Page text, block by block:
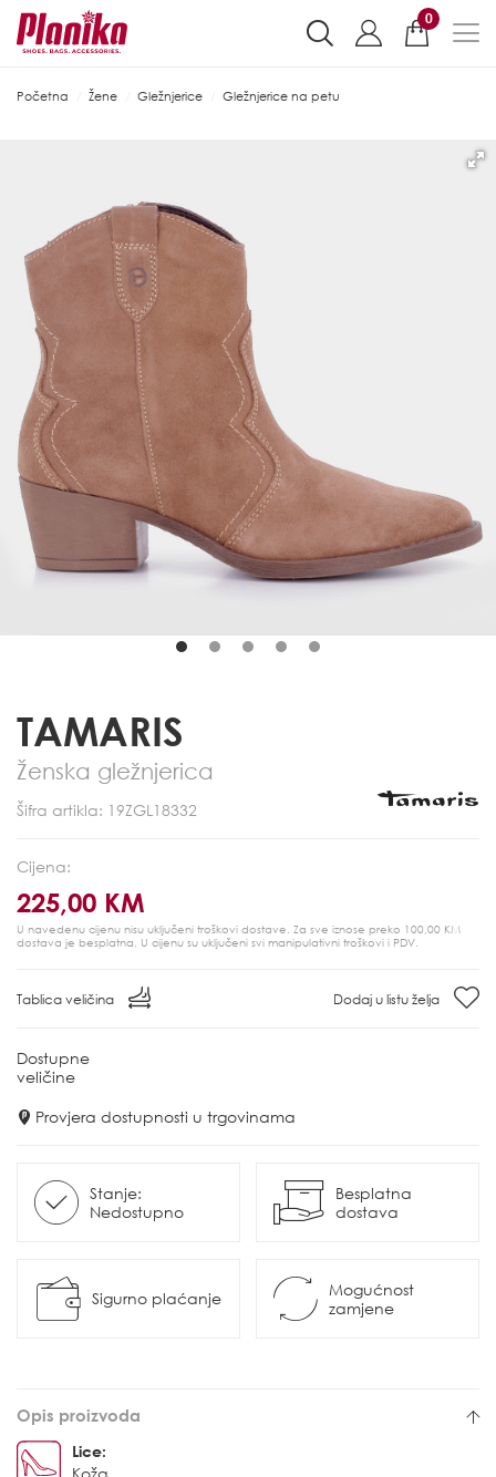
0
Početna Žene Gležnjerice Gležnjerice na petu
TAMARIS
Ženska gležnjerica
Šifra artikla: 19ZGL18332
Cijena:
225,00 KM
U navedenu cijenu nisu uključeni troškovi dostave. Za sve iznose preko 100,00 KM
dostava je besplatna. U cijenu su uključeni svi manipulativni troškovi i PDV.
Tablica veličina Dodaj u listu želja
Dostupne
veličine
Provjera dostupnosti u trgovinama
Stanje:
Nedostupno
Besplatna
dostava
Sigurno plaćanje
Mogućnost
zamjene
Opis proizvoda
Lice:
Koža